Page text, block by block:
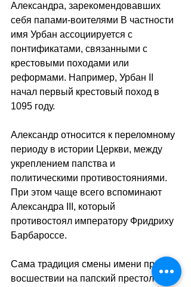
Александра, зарекомендовавших
себя папами-воителями В частности
имя Урбан ассоциируется с
понтификатами, связанными с
крестовыми походами или
реформами. Например, Урбан II
начал первый крестовый поход в
1095 году.
Александр относится к переломному
периоду в истории Церкви, между
укреплением папства и
политическими противостояниями.
При этом чаще всего вспоминают
Александра III, который
противостоял императору Фридриху
Барбароссе.
Сама традиция смены имени при
восшествии на папский престол